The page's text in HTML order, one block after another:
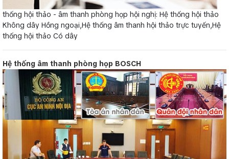
thống hội thảo - âm thanh phòng họp hội nghị: Hệ thống hội thảo
Không dây Hồng ngoại,Hệ thống âm thanh hội thảo trực tuyến,Hệ
thống hội thảo Có dây
Hệ thống âm thanh phòng họp BOSCH